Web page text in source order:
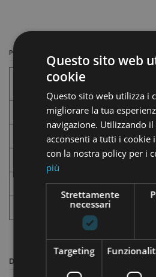
Prodotti per Settori
Alimenti
Abbigliamento
Farmacia
Autofficina
Industria
Descrizione
Questo sito web
cookie
Questo sito web utilizza i
migliorare la tua
navigazione. Utilizzando
acconsenti a tutti i cookie
con la nostra policy per i
più
Strettamente
necessari
Targeting